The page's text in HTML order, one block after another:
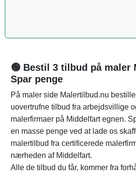
🟢 Bestil 3 tilbud på maler
Spar penge
På maler side Malertilbud.nu
uovertrufne tilbud fra arbejdsvillige
malerfirmaer på Middelfart egnen.
en masse penge ved at lade os
malertilbud fra certificerede
nærheden af Middelfart.
Alle de tilbud du får, kommer fra